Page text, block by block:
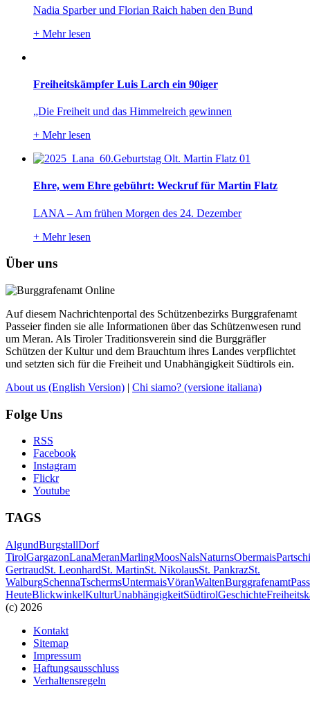
Nadia Sparber und Florian Raich haben den Bund
+ Mehr lesen
Freiheitskämpfer Luis Larch ein 90iger
„Die Freiheit und das Himmelreich gewinnen
+ Mehr lesen
Ehre, wem Ehre gebührt: Weckruf für Martin Flatz
LANA – Am frühen Morgen des 24. Dezember
+ Mehr lesen
Über uns
Auf diesem Nachrichtenportal des Schützenbezirks Burggrafenamt
Passeier finden sie alle Informationen über das Schützenwesen rund
um Meran. Als Tiroler Traditionsverein sind die Burggräfler
Schützen der Kultur und dem Brauchtum ihres Landes verpflichtet
und setzten sich für die Freiheit und Unabhängigkeit Südtirols ein.
About us (English Version) | Chi siamo? (versione italiana)
Folge Uns
RSS
Facebook
Instagram
Flickr
Youtube
TAGS
AlgundBurgstallDorf
TirolGargazonLanaMeranMarlingMoosNalsNaturnsObermais
GertraudSt. LeonhardSt. MartinSt. NikolausSt. PankrazSt.
WalburgSchennaTschermsUntermaisVöranWaltenBurggrafenamt
HeuteBlickwinkelKulturUnabhängigkeitSüdtirolGeschichte
(c) 2026
Kontakt
Sitemap
Impressum
Haftungsausschluss
Verhaltensregeln